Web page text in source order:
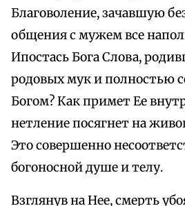
Благоволение, зачавшую
общения с мужем все
Ипостась Бога Слова,
родовых мук и полностью
Богом? Как примет Ее
нетление посягнет на
Это совершенно
богоносной душе и телу.
Взглянув на Нее, смерть